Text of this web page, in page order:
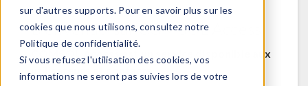
sur d'autres supports. Pour en savoir plus sur les
cookies que nous utilisons, consultez notre
Politique de confidentialité.
Si vous refusez l'utilisation des cookies, vos
informations ne seront pas suivies lors de votre
Bienvenue sur COMSOL Access
COMSOL Access est un service disponible aux
utilisateurs et contacts.